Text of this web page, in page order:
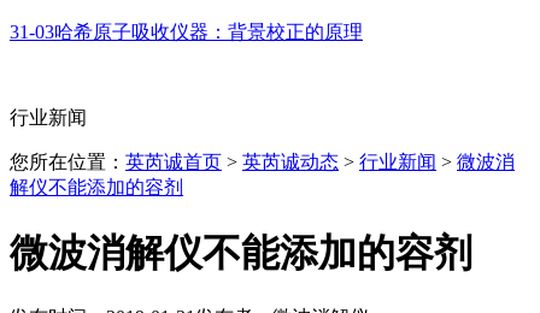
31-03哈希原子吸收仪器：背景校正的原理
行业新闻
您所在位置： 英芮诚首页 > 英芮诚动态 > 行业新闻 > 微波消
解仪不能添加的容剂
微波消解仪不能添加的容剂